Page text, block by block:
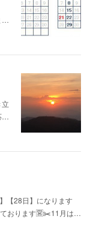
…
…
【28日】になります
ております🈺✂️11月は…